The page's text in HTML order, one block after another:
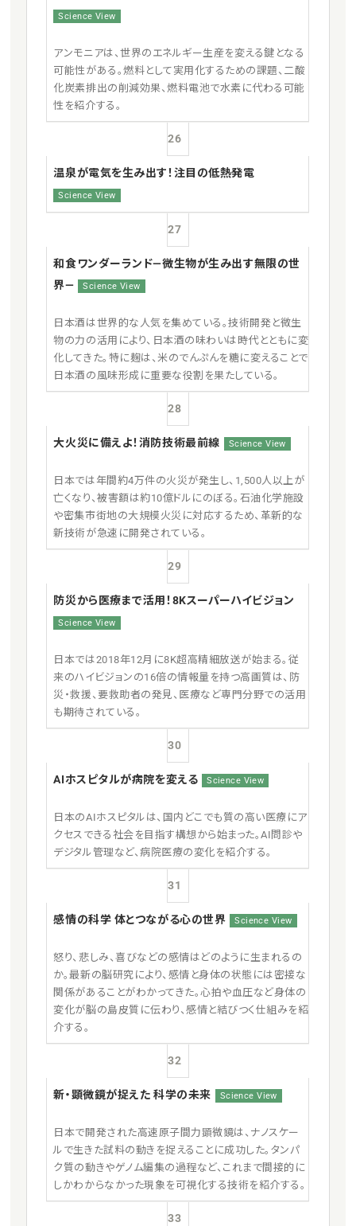
Science View
アンモニアは、世界のエネルギー生産を変える鍵となる
可能性がある。燃料として実用化するための課題、二酸
化炭素排出の削減効果、燃料電池で水素に代わる可能
性を紹介する。
26
温泉が電気を生み出す！注目の低熱発電
Science View
27
和食ワンダーランド—微生物が生み出す無限の世
界—
Science View
日本酒は世界的な人気を集めている。技術開発と微生
物の力の活用により、日本酒の味わいは時代とともに変
化してきた。特に麹は、米のでんぷんを糖に変えることで
日本酒の風味形成に重要な役割を果たしている。
28
大火災に備えよ！消防技術最前線 Science View
日本では年間約4万件の火災が発生し、1,500人以上が
亡くなり、被害額は約10億ドルにのぼる。石油化学施設
や密集市街地の大規模火災に対応するため、革新的な
新技術が急速に開発されている。
29
防災から医療まで活用！8Kスーパーハイビジョン
Science View
日本では2018年12月に8K超高精細放送が始まる。従
来のハイビジョンの16倍の情報量を持つ高画質は、防
災・救援、要救助者の発見、医療など専門分野での活用
も期待されている。
30
AIホスピタルが病院を変える Science View
日本のAIホスピタルは、国内どこでも質の高い医療にア
クセスできる社会を目指す構想から始まった。AI問診や
デジタル管理など、病院医療の変化を紹介する。
31
感情の科学 体とつながる心の世界 Science View
怒り、悲しみ、喜びなどの感情はどのように生まれるの
か。最新の脳研究により、感情と身体の状態には密接な
関係があることがわかってきた。心拍や血圧など身体の
変化が脳の島皮質に伝わり、感情と結びつく仕組みを紹
介する。
32
新・顕微鏡が捉えた 科学の未来 Science View
日本で開発された高速原子間力顕微鏡は、ナノスケー
ルで生きた試料の動きを捉えることに成功した。タンパ
ク質の動きやゲノム編集の過程など、これまで間接的に
しかわからなかった現象を可視化する技術を紹介する。
33